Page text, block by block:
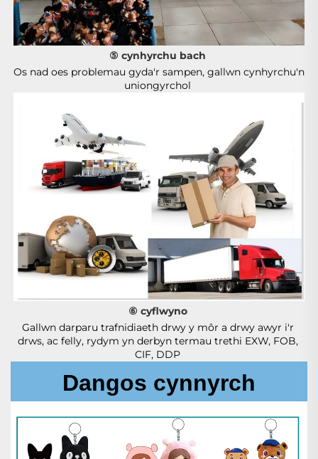
⑤ cynhyrchu bach
Os nad oes problemau gyda'r sampen, gallwn cynhyrchu'n
uniongyrchol
⑥ cyflwyno
Gallwn darparu trafnidiaeth drwy y môr a drwy awyr i'r
drws, ac felly, rydym yn derbyn termau trethi EXW, FOB,
CIF, DDP
Dangos cynnyrch